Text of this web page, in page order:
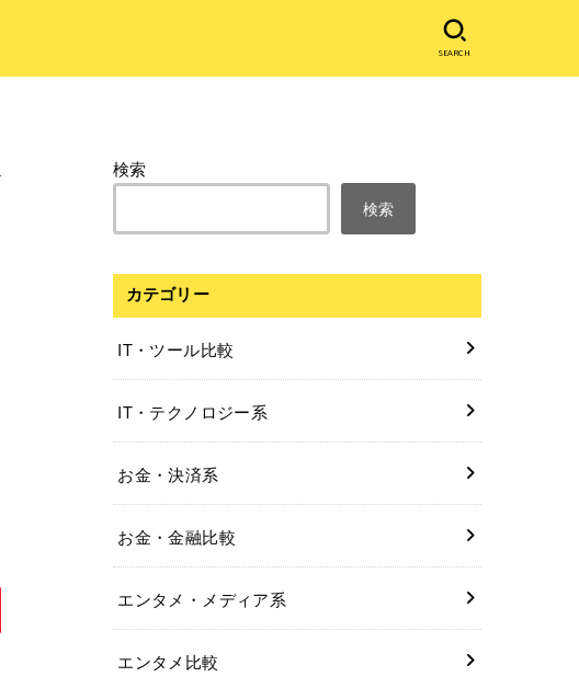
SEARCH
検索
検索
カテゴリー
IT・ツール比較
IT・テクノロジー系
お金・決済系
お金・金融比較
エンタメ・メディア系
エンタメ比較